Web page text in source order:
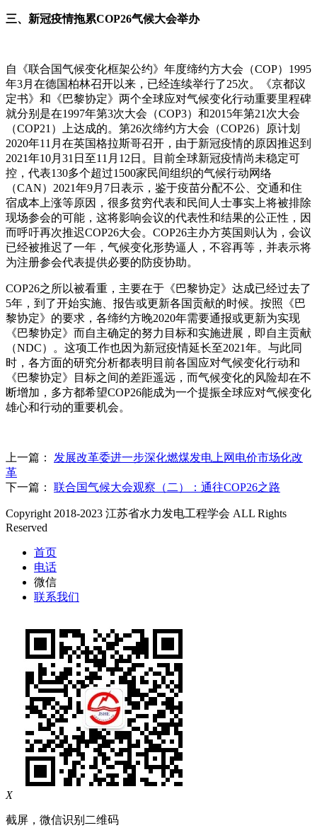
三、新冠疫情拖累COP26气候大会举办
自《联合国气候变化框架公约》年度缔约方大会（COP）1995
年3月在德国柏林召开以来，已经连续举行了25次。《京都议
定书》和《巴黎协定》两个全球应对气候变化行动重要里程碑
就分别是在1997年第3次大会（COP3）和2015年第21次大会
（COP21）上达成的。第26次缔约方大会（COP26）原计划
2020年11月在英国格拉斯哥召开，由于新冠疫情的原因推迟到
2021年10月31日至11月12日。目前全球新冠疫情尚未稳定可
控，代表130多个超过1500家民间组织的气候行动网络
（CAN）2021年9月7日表示，鉴于疫苗分配不公、交通和住
宿成本上涨等原因，很多贫穷代表和民间人士事实上将被排除
现场参会的可能，这将影响会议的代表性和结果的公正性，因
而呼吁再次推迟COP26大会。COP26主办方英国则认为，会议
已经被推迟了一年，气候变化形势逼人，不容再等，并表示将
为注册参会代表提供必要的防疫协助。
COP26之所以被看重，主要在于《巴黎协定》达成已经过去了
5年，到了开始实施、报告或更新各国贡献的时候。按照《巴
黎协定》的要求，各缔约方晚2020年需要通报或更新为实现
《巴黎协定》而自主确定的努力目标和实施进展，即自主贡献
（NDC）。这项工作也因为新冠疫情延长至2021年。与此同
时，各方面的研究分析都表明目前各国应对气候变化行动和
《巴黎协定》目标之间的差距遥远，而气候变化的风险却在不
断增加，多方都希望COP26能成为一个提振全球应对气候变化
雄心和行动的重要机会。
上一篇： 发展改革委进一步深化燃煤发电上网电价市场化改
革
下一篇： 联合国气候大会观察（二）：通往COP26之路
Copyright 2018-2023 江苏省水力发电工程学会 ALL Rights
Reserved
首页
电话
微信
联系我们
X
截屏，微信识别二维码